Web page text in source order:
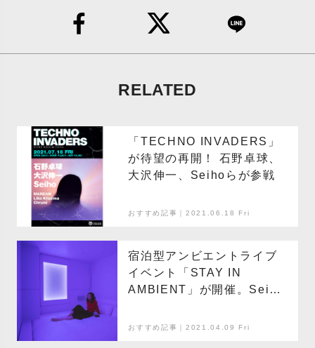
RELATED
「TECHNO INVADERS」
が待望の再開！ 石野卓球、
大沢伸一、Seihoらが参戦
おすすめ記事｜2021.06.18 Fri
宿泊型アンビエントライブ
イベント「STAY IN
AMBIENT」が開催。Seiho
おすすめ記事｜2021.04.09 Fri